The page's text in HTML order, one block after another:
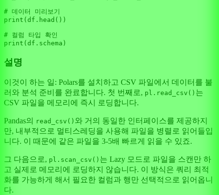
# 데이터 미리보기
print (df.head())
# 컬럼 타입 확인
print
설명
이것이 하는 일: Polars를 설치하고 CSV 파일에서 데이터를 불
러와 분석 준비를 완료합니다. 첫 번째로, pl.read_csv() 는
CSV 파일을 메모리에 즉시 로딩합니다.
Pandas의 read_csv() 와 거의 동일한 인터페이스를 제공하지
만, 내부적으로 멀티스레딩을 사용해 파일을 병렬로 읽어들입
니다. 이 때문에 같은 파일을 3-5배 빠르게 읽을 수 있죠.
그 다음으로, pl.scan_csv() 는 Lazy 모드로 파일을 스캔만 하
고 실제로 메모리에 로딩하지 않습니다. 이 방식은 쿼리 최적
화를 가능하게 해서 필요한 컬럼과 행만 선택적으로 읽어옵니
다.